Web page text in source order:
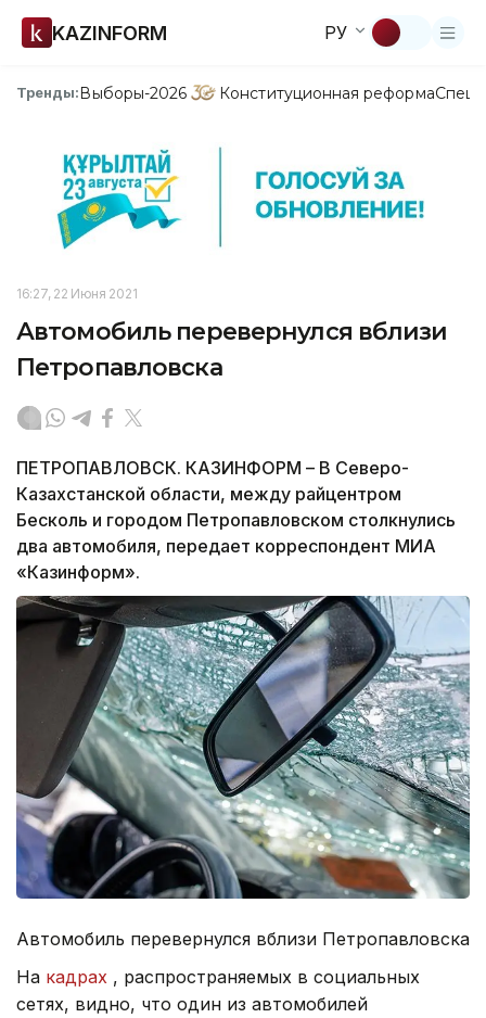
KAZINFORM РУ
Тренды:Выборы-2026 Конституционная реформа
16:27, 22 Июня 2021
Автомобиль перевернулся вблизи
Петропавловска
ПЕТРОПАВЛОВСК. КАЗИНФОРМ – В Северо-
Казахстанской области, между райцентром
Бесколь и городом Петропавловском столкнулись
два автомобиля, передает корреспондент МИА
«Казинформ».
Автомобиль перевернулся вблизи Петропавловска
На кадрах , распространяемых в социальных
сетях, видно, что один из автомобилей